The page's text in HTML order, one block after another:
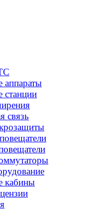
аппараты
станции
связь
кабины